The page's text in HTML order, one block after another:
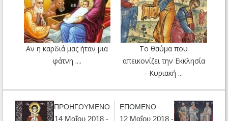
Aν η καρδιά μας ήταν μια
φάτνη ....
Το θαύμα που
απεικονίζει την Εκκλησία
- Κυριακή ...
ΠΡΟΗΓΟΥΜΕΝΟ
14 Μαΐου 2018 -
ΕΠΟΜΕΝΟ
12 Μαΐου 2018 -